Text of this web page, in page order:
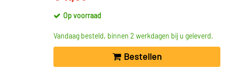
Op voorraad
Vandaag besteld, binnen 2 werkdagen bij u geleverd.
Bestellen